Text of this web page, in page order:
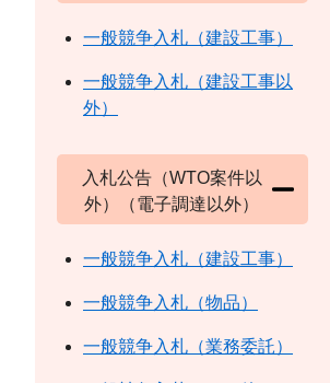
一般競争入札（建設工事）
一般競争入札（建設工事以
外）
入札公告（WTO案件以
外）（電子調達以外）
一般競争入札（建設工事）
一般競争入札（物品）
一般競争入札（業務委託）